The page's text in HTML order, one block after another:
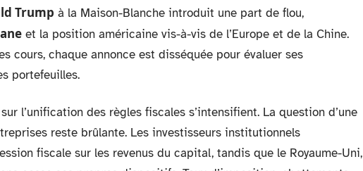
Trump à la Maison-Blanche introduit une part de flou,
et la position américaine vis-à-vis de l’Europe et de la Chine.
cours, chaque annonce est disséquée pour évaluer ses
portefeuilles.
l’unification des règles fiscales s’intensifient. La question d’une
reste brûlante. Les investisseurs institutionnels
fiscale sur les revenus du capital, tandis que le Royaume-Uni,